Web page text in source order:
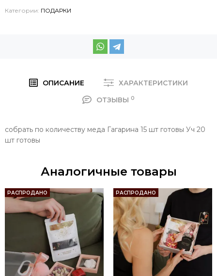
Категории: ПОДАРКИ
ОПИСАНИЕ
ХАРАКТЕРИСТИКИ
ОТЗЫВЫ 0
собрать по количеству меда Гагарина 15 шт готовы Уч 20
шт готовы
Аналогичные товары
РАСПРОДАНО РАСПРОДАНО